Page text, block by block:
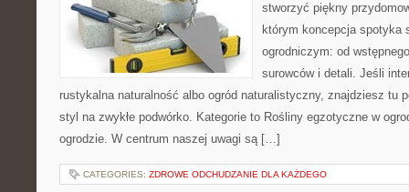
stworzyć piękny
którym koncepcja spotyka
ogrodniczym: od
surowców i detali. Jeśli
rustykalna naturalność albo ogród naturalistyczny, znajdziesz tu
styl na zwykłe podwórko. Kategorie to Rośliny egzotyczne w
ogrodzie. W centrum naszej uwagi są […]
CATEGORIES: ZDROWE ODCHUDZANIE DLA KAŻDEGO